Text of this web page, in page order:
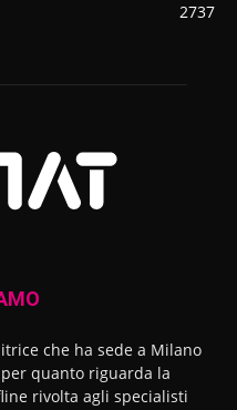
2737
che ha sede a Milano
quanto riguarda la
rivolta agli specialisti